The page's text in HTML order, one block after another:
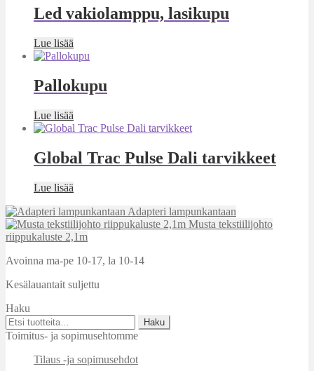
Led vakiolamppu, lasikupu
Lue lisää
Pallokupu
Lue lisää
Global Trac Pulse Dali tarvikkeet
Lue lisää
Adapteri lampunkantaan
Musta tekstiilijohto
riippukaluste 2,1m
Avoinna ma-pe 10-17, la 10-14
Kesälauantait suljettu
Haku
Etsi:
Haku
Toimitus- ja sopimusehtomme
Tilaus -ja sopimusehdot